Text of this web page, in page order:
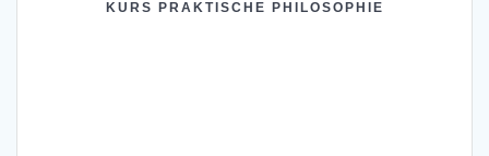
KURS PRAKTISCHE PHILOSOPHIE